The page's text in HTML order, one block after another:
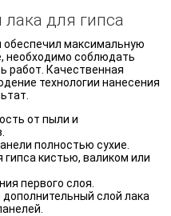
для гипса
обеспечил максимальную
необходимо соблюдать
работ. Качественная
технологии нанесения
от пыли и
полностью сухие.
кистью, валиком или
первого слоя.
слой лака